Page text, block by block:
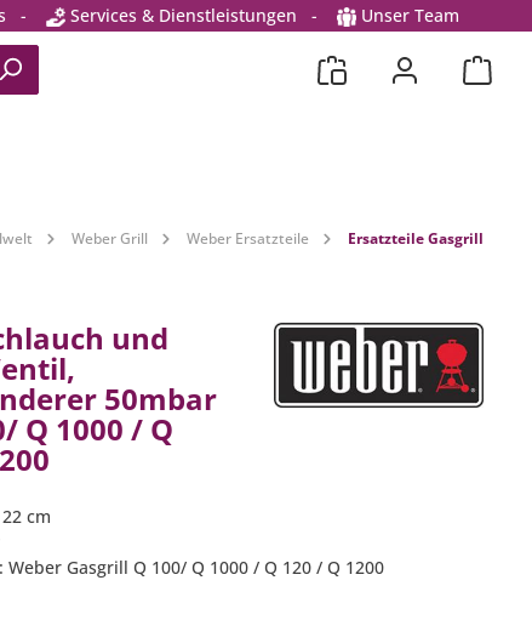
- Services & Dienstleistungen - Unser Team
Weber Grill Weber Ersatzteile Ersatzteile Gasgrill
und
50mbar
Q 1000 / Q
cm
Gasgrill Q 100/ Q 1000 / Q 120 / Q 1200